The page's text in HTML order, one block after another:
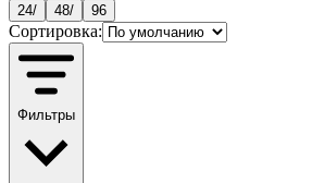
24/ 48/ 96
Сортировка:
Фильтры